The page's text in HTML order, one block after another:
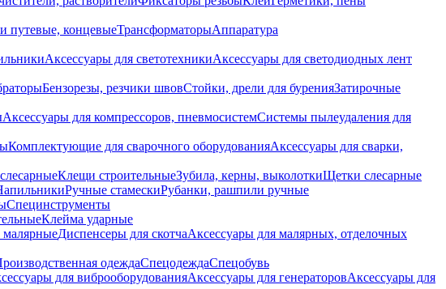
путевые, концевыеТрансформаторыАппаратура
Аксессуары для светотехникиАксессуары для светодиодных лент
Бензорезы, резчики швовСтойки, дрели для буренияЗатирочные
Аксессуары для компрессоров, пневмосистемСистемы пылеудаления для
Комплектующие для сварочного оборудованияАксессуары для сварки,
Клещи строительныеЗубила, керны, выколоткиЩетки слесарные
Ручные стамескиРубанки, рашпили ручные
Специнструменты
Клейма ударные
малярныеДиспенсеры для скотчаАксессуары для малярных, отделочных
одеждаСпецодеждаСпецобувь
для виброоборудованияАксессуары для генераторовАксессуары для